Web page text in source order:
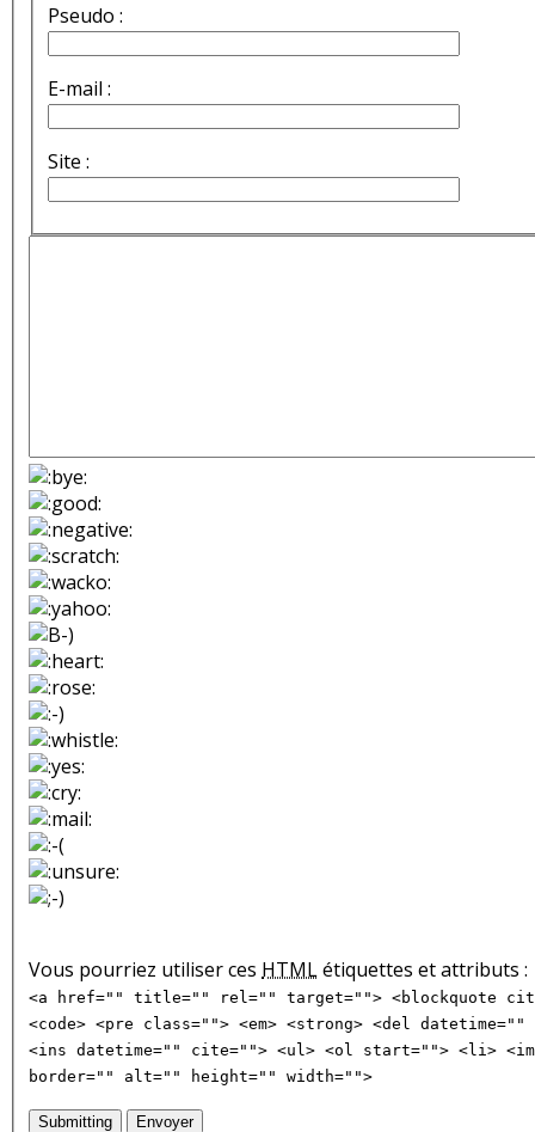
Pseudo :
E-mail :
Site :
Vous pourriez utiliser ces HTMLétiquettes et attributs :
<a href="" title="" rel="" target=""> <blockquote
<code> <pre class=""> <em> <strong> <del
<ins datetime="" cite=""> <ul> <ol start=""> <li>
border="" alt="" height="" width="">
Submitting Envoyer